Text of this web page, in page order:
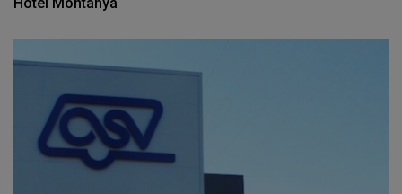
Hotel Montanyà